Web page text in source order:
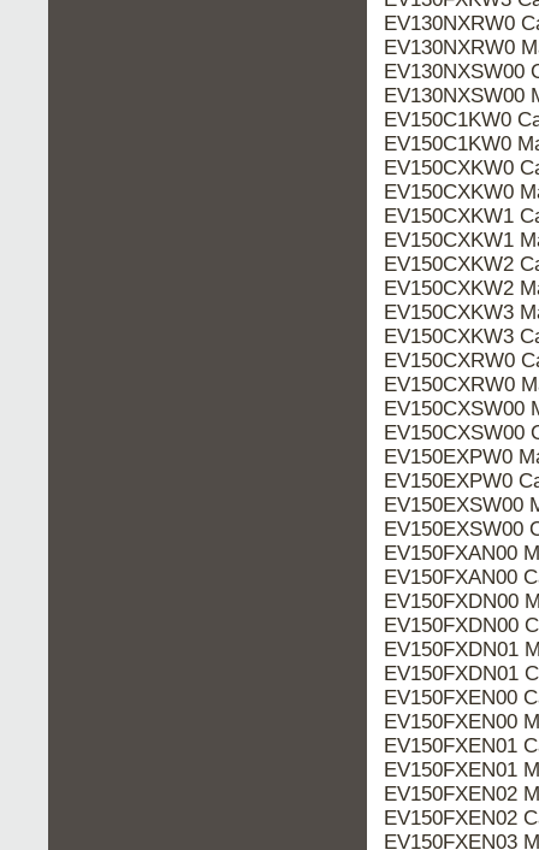
EV130NXRW0
EV130NXRW0
EV130NXSW00
EV130NXSW00
EV150C1KW0
EV150C1KW0
EV150CXKW0
EV150CXKW0
EV150CXKW1
EV150CXKW1
EV150CXKW2
EV150CXKW2
EV150CXKW3
EV150CXKW3
EV150CXRW0
EV150CXRW0
EV150CXSW00
EV150CXSW00
EV150EXPW0
EV150EXPW0
EV150EXSW00
EV150EXSW00
EV150FXAN00
EV150FXAN00
EV150FXDN00
EV150FXDN00
EV150FXDN01
EV150FXDN01
EV150FXEN00
EV150FXEN00
EV150FXEN01
EV150FXEN01
EV150FXEN02
EV150FXEN02
EV150FXEN03